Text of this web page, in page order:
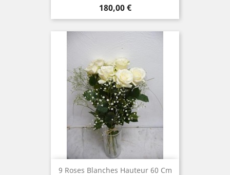
Prix
180,00 €
9 Roses Blanches Hauteur 60 Cm